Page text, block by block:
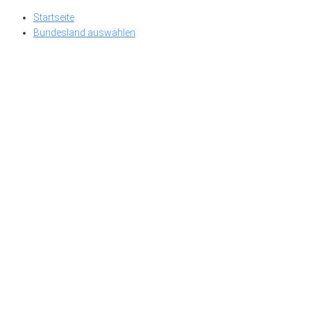
Skip
Startseite
Bundesland auswählen